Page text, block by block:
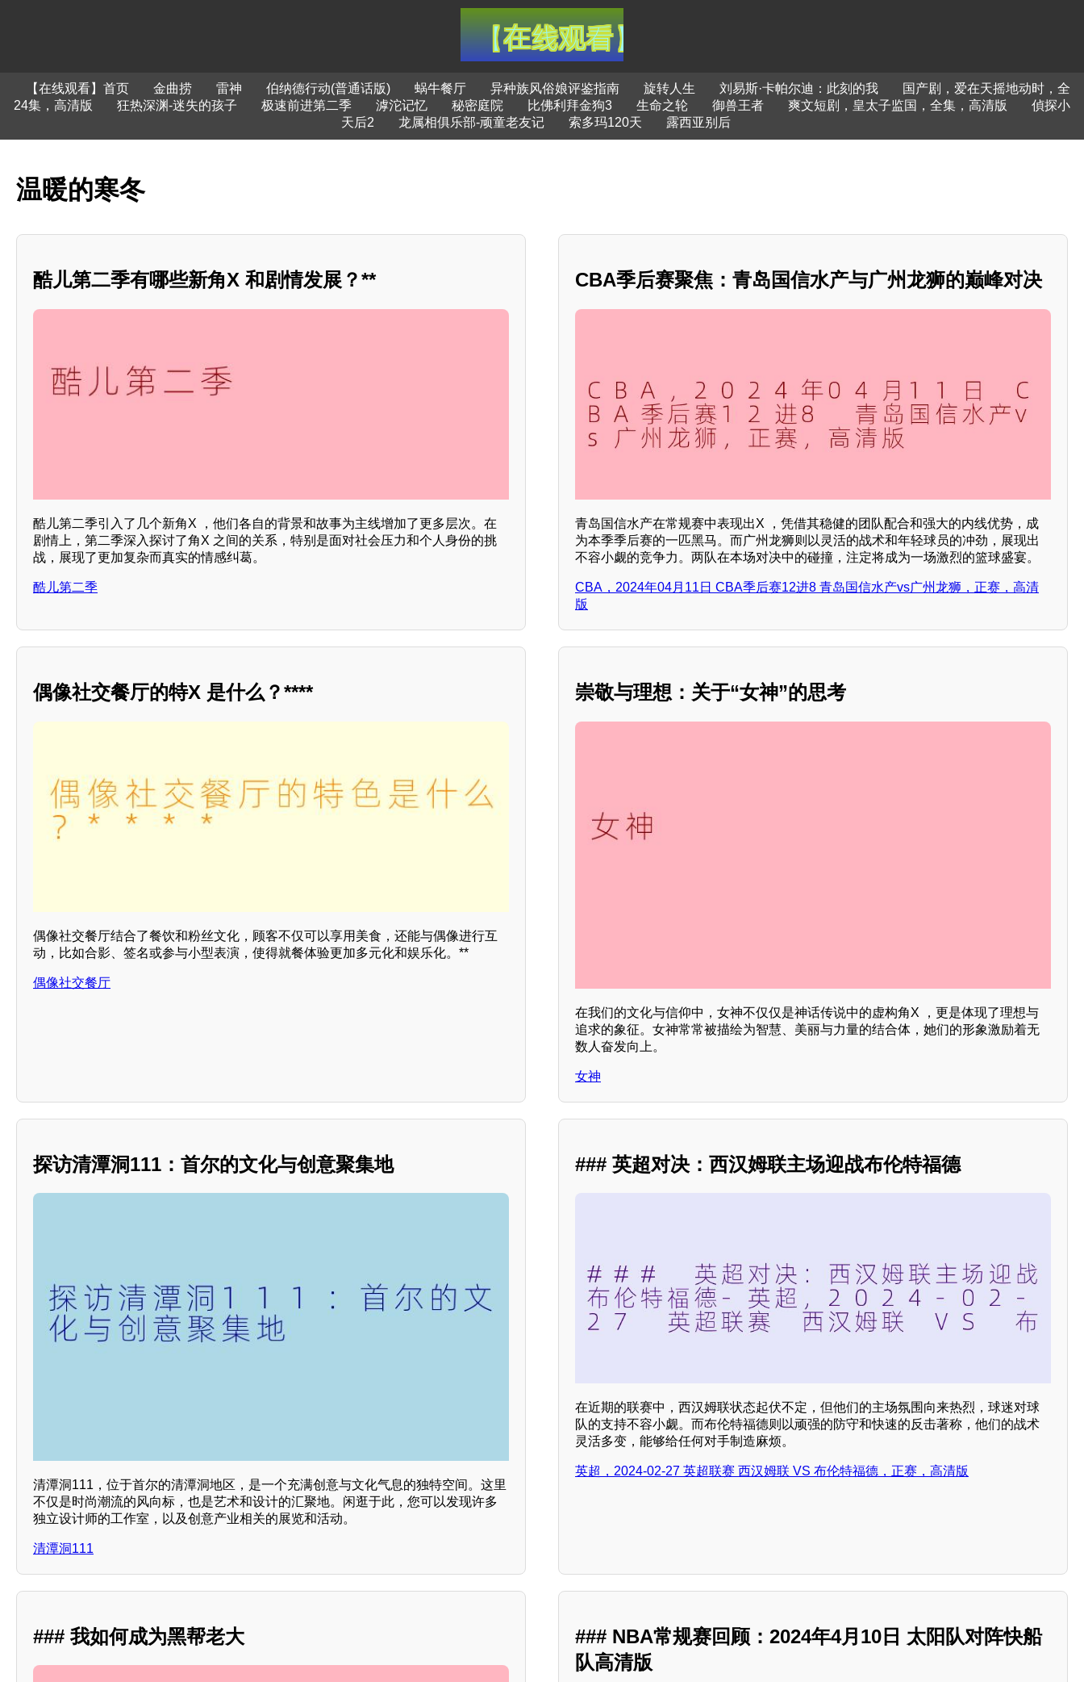
【在线观看】首页 金曲捞 雷神 伯纳德行动(普通话版) 蜗牛餐厅 异种族风俗娘评鉴指南 旋转人生 刘易斯·卡帕尔迪：此刻的我
国产剧，爱在天摇地动时，全
24集，高清版
狂热深渊-迷失的孩子 极速前进第二季 滹沱记忆 秘密庭院 比佛利拜金狗3 生命之轮 御兽王者 爽文短剧，皇太子监国，全集，高清版
偵探小
天后2
龙属相俱乐部-顽童老友记 索多玛120天 露西亚别后
温暖的寒冬
酷儿第二季有哪些新角X 和剧情发展？**
酷儿第二季引入了几个新角X ，他们各自的背景和故事为主线增加了更多层次。在
剧情上，第二季深入探讨了角X 之间的关系，特别是面对社会压力和个人身份的挑
战，展现了更加复杂而真实的情感纠葛。
酷儿第二季
CBA季后赛聚焦：青岛国信水产与广州龙狮的巅峰对决
青岛国信水产在常规赛中表现出X ，凭借其稳健的团队配合和强大的内线优势，成
为本季季后赛的一匹黑马。而广州龙狮则以灵活的战术和年轻球员的冲劲，展现出
不容小觑的竞争力。两队在本场对决中的碰撞，注定将成为一场激烈的篮球盛宴。
CBA，2024年04月11日 CBA季后赛12进8 青岛国信水产vs广州龙狮，正赛，高清
版
偶像社交餐厅的特X 是什么？****
偶像社交餐厅结合了餐饮和粉丝文化，顾客不仅可以享用美食，还能与偶像进行互
动，比如合影、签名或参与小型表演，使得就餐体验更加多元化和娱乐化。**
偶像社交餐厅
崇敬与理想：关于“女神”的思考
在我们的文化与信仰中，女神不仅仅是神话传说中的虚构角X ，更是体现了理想与
追求的象征。女神常常被描绘为智慧、美丽与力量的结合体，她们的形象激励着无
数人奋发向上。
女神
探访清潭洞111：首尔的文化与创意聚集地
清潭洞111，位于首尔的清潭洞地区，是一个充满创意与文化气息的独特空间。这里
不仅是时尚潮流的风向标，也是艺术和设计的汇聚地。闲逛于此，您可以发现许多
独立设计师的工作室，以及创意产业相关的展览和活动。
清潭洞111
### 英超对决：西汉姆联主场迎战布伦特福德
在近期的联赛中，西汉姆联状态起伏不定，但他们的主场氛围向来热烈，球迷对球
队的支持不容小觑。而布伦特福德则以顽强的防守和快速的反击著称，他们的战术
灵活多变，能够给任何对手制造麻烦。
英超，2024-02-27 英超联赛 西汉姆联 VS 布伦特福德，正赛，高清版
### 我如何成为黑帮老大
### NBA常规赛回顾：2024年4月10日 太阳队对阵快船
队高清版